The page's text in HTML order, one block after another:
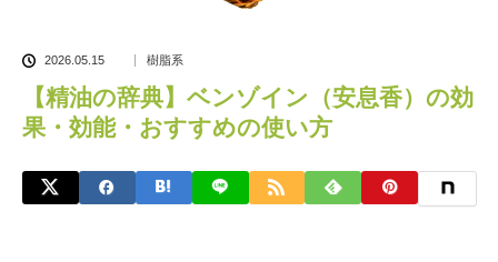
2026.05.15 樹脂系
【精油の辞典】ベンゾイン（安息香）の効
果・効能・おすすめの使い方